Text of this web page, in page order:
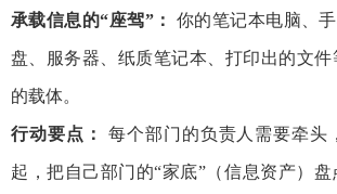
承载信息的“座驾”： 你的笔记本电脑、
盘、服务器、纸质笔记本、打印出的文
的载体。
行动要点： 每个部门的负责人需要牵头
起，把自己部门的“家底”（信息资产）